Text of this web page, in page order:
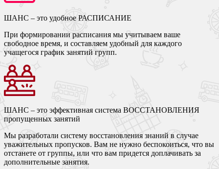
ШАНС – это удобное РАСПИСАНИЕ
При формировании расписания мы учитываем ваше
свободное время, и составляем удобный для каждого
учащегося график занятий групп.
ШАНС – это эффективная система ВОССТАНОВЛЕНИЯ
пропущенных занятий
Мы разработали систему восстановления знаний в случае
уважительных пропусков. Вам не нужно беспокоиться, что вы
отстанете от группы, или что вам придется доплачивать за
дополнительные занятия.